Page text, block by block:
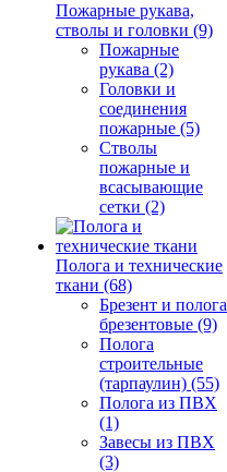
Пожарные рукава,
стволы и головки (9)
Пожарные
рукава (2)
Головки и
соединения
пожарные (5)
Стволы
пожарные и
всасывающие
сетки (2)
Полога и технические
ткани (68)
Брезент и полога
брезентовые (9)
Полога
строительные
(тарпаулин) (55)
Полога из ПВХ
(1)
Завесы из ПВХ
(3)